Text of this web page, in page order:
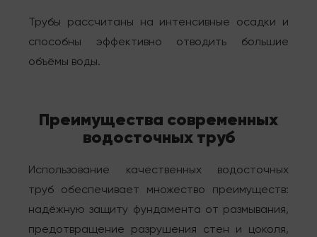
Трубы рассчитаны на интенсивные осадки и
способны эффективно отводить большие
объёмы воды.
Преимущества современных
водосточных труб
Использование качественных водосточных
труб обеспечивает множество преимуществ:
надёжную защиту фундамента от размывания,
предотвращение разрушения стен и цоколя,